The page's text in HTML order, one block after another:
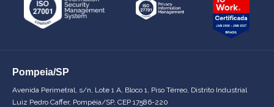
Pompeia/SP
Avenida Perimetral, s/n, Lote 1 A, Bloco 1, Piso Térreo, Distrito Industrial
Luiz Pedro Caffer, Pompéia/SP, CEP 17586-220